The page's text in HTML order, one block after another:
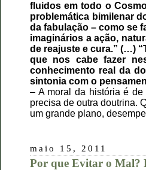
fluidos em todo o
problemática bimilenar
da fabulação – como se
imaginários a ação,
de reajuste e cura.” (…)
que nos cabe fazer
conhecimento real da
sintonia com o
– A moral da história é
precisa de outra doutrina.
um grande plano,
maio 15, 2011
Por que Evitar o Mal?